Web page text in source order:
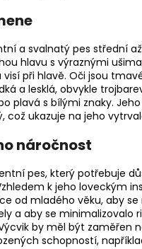
a svalnatý pes střední
hlavu s výraznými
při hlavě. Oči jsou
a lesklá, obvykle
plavá s bílými znaky.
což ukazuje na jeho
náročnost
pes, který potřebuje
k jeho loveckým
od mladého věku, aby se
a aby se minimalizovalo
by měl být zaměřen
schopností,